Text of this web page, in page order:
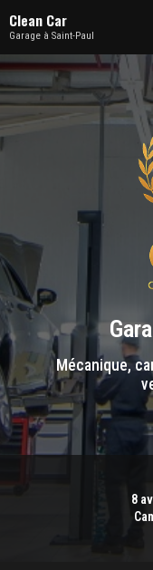
au
contenu
principal
Clean Car
Garage à Saint-Paul
Mécanique,
8